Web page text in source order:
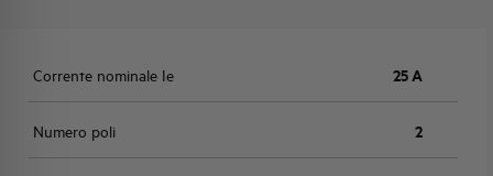
Corrente nominale Ie 25 A
Numero poli 2